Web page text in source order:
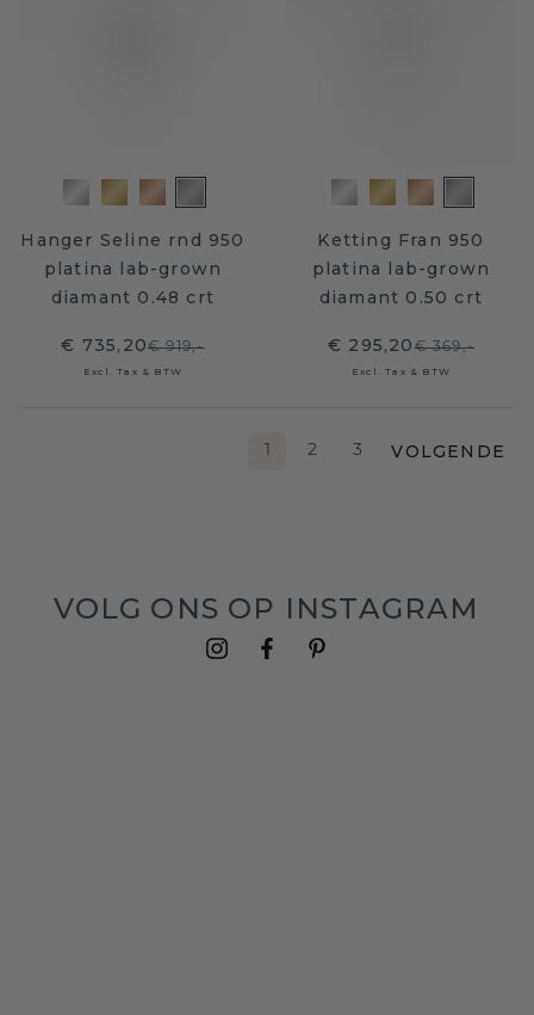
Hanger Seline rnd 950
platina lab-grown
diamant 0.48 crt
€ 735,20€ 919,-
Excl. Tax & BTW
Ketting Fran 950
platina lab-grown
diamant 0.50 crt
€ 295,20€ 369,-
Excl. Tax & BTW
1 2 3 VOLGENDE
VOLG ONS OP INSTAGRAM